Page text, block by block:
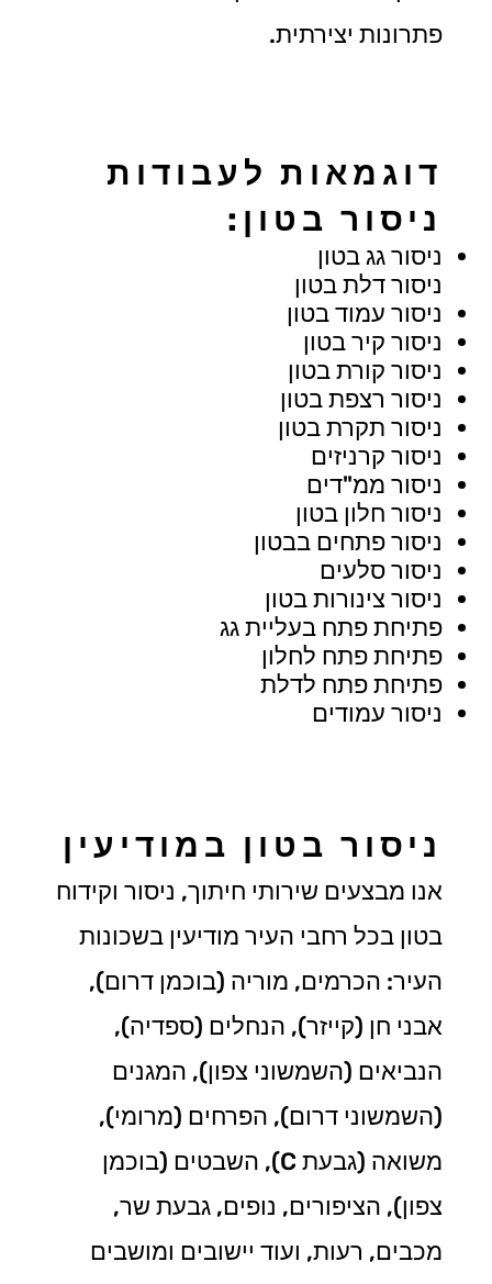
פתרונות יצירתית.
דוגמאות לעבודות
ניסור בטון:
ניסור גג בטון
ניסור דלת בטון
ניסור עמוד בטון
ניסור קיר בטון
ניסור קורת בטון
ניסור רצפת בטון
ניסור תקרת בטון
ניסור קרניזים
ניסור ממ"דים
ניסור חלון בטון
ניסור פתחים בבטון
ניסור סלעים
ניסור צינורות בטון
פתיחת פתח בעליית גג
פתיחת פתח לחלון
פתיחת פתח לדלת
ניסור עמודים
ניסור בטון במודיעין
אנו מבצעים שירותי חיתוך, ניסור וקידוח
בטון בכל רחבי העיר מודיעין בשכונות
העיר: הכרמים, מוריה (בוכמן דרום),
אבני חן (קייזר), הנחלים (ספדיה),
הנביאים (השמשוני צפון), המגנים
(השמשוני דרום), הפרחים (מרומי),
משואה (גבעת C), השבטים (בוכמן
צפון), הציפורים, נופים, גבעת שר,
מכבים, רעות, ועוד יישובים ומושבים